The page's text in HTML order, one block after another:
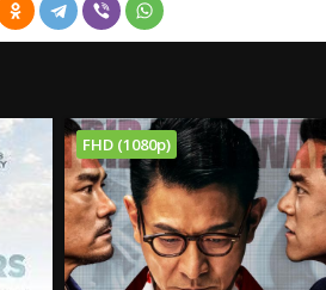
FHD (1080p)